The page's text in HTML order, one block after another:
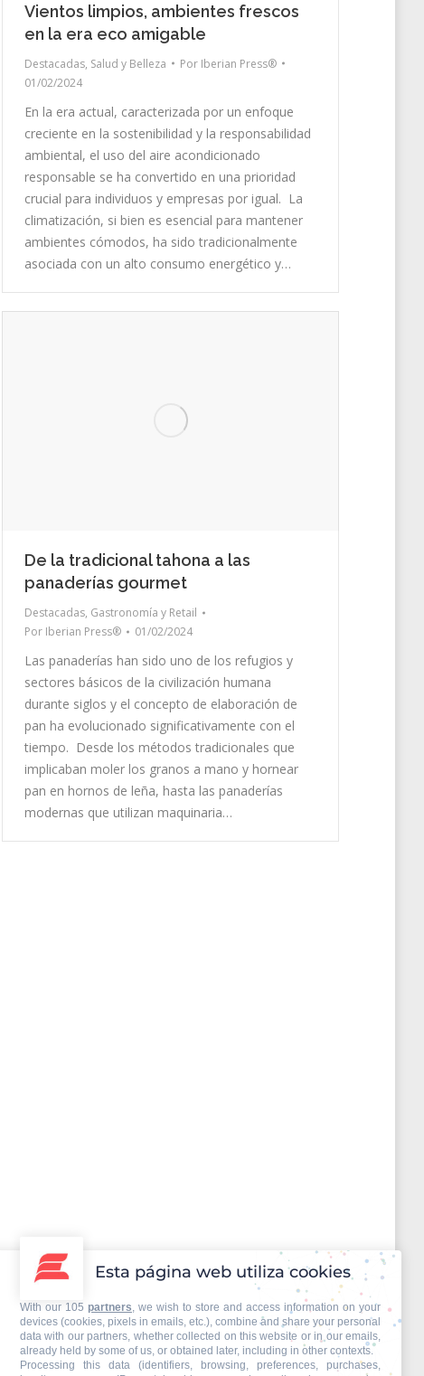
Vientos limpios, ambientes frescos
en la era eco amigable
Destacadas, Salud y Belleza Por Iberian Press®
01/02/2024
En la era actual, caracterizada por un enfoque
creciente en la sostenibilidad y la responsabilidad
ambiental, el uso del aire acondicionado
responsable se ha convertido en una prioridad
crucial para individuos y empresas por igual. La
climatización, si bien es esencial para mantener
ambientes cómodos, ha sido tradicionalmente
asociada con un alto consumo energético y…
De la tradicional tahona a las
panaderías gourmet
Destacadas, Gastronomía y Retail
Por Iberian Press® 01/02/2024
Las panaderías han sido uno de los refugios y
sectores básicos de la civilización humana
durante siglos y el concepto de elaboración de
pan ha evolucionado significativamente con el
tiempo. Desde los métodos tradicionales que
implicaban moler los granos a mano y hornear
pan en hornos de leña, hasta las panaderías
modernas que utilizan maquinaria…
Esta página web utiliza cookies
With our 105 partners, we wish to store and access information on your
devices (cookies, pixels in emails, etc.), combine and share your personal
data with our partners, whether collected on this website or in our emails,
already held by some of us, or obtained later, including in other contexts.
Processing this data (identifiers, browsing, preferences, purchases,